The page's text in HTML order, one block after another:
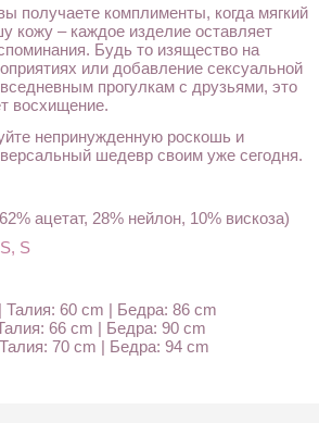
получаете комплименты, когда мягкий
кожу – каждое изделие оставляет
Будь то изящество на
или добавление сексуальной
прогулкам с друзьями, это
восхищение.
непринужденную роскошь и
шедевр своим уже сегодня.
ацетат, 28% нейлон, 10% вискоза)
S
Талия: 60 cm | Бедра: 86 cm
66 cm | Бедра: 90 cm
70 cm | Бедра: 94 cm